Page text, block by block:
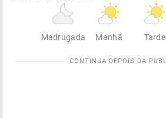
Madrugada Manhã Tarde